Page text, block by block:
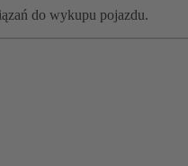
do wykupu pojazdu.